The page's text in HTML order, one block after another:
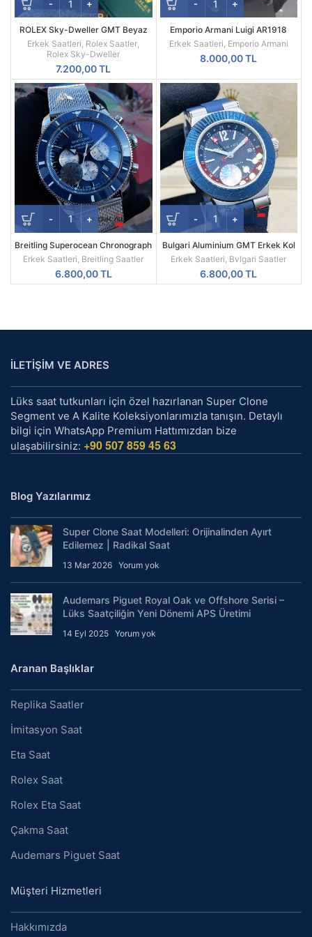
ROLEX Sky-Dweller GMT Beyaz
Kadran Sarı Kasa Erkek Saati
Erkek Saatleri, Rolex Saatler,
Rolex Sky-Dweller
7.200,00TL
Emporio Armani Luigi AR1918
Replika Erkek Kol Saati
Erkek Saatleri, Emporio Armani
8.000,00TL
Breitling Superocean Chronograph
Mavi Besel Kadran Replika Erkek
Kol Saati
Erkek Saatleri Breitling Saatler
6.800,00TL
Bulgari Aluminium GMT Erkek Kol
Saati
Erkek Saatleri Bvlgari Saatler
6.800,00TL
İLETİŞİM VE ADRES
Lüks saat tutkunları için özel hazırlanan Super Clone
Segment ve A Kalite Koleksiyonlarımızla tanışın. Detaylı
bilgi için WhatsApp Premium Hattımızdan bize
ulaşabilirsiniz: +90 507 859 45 63
Blog Yazılarımız
Super Clone Saat Modelleri: Orijinalinden Ayırt
Edilemez | Radikal Saat
13 Mar 2026 Yorum yok
Audemars Piguet Royal Oak ve Offshore Serisi –
Lüks Saatçiliğin Yeni Dönemi APS Üretimi
14 Eyl 2025 Yorum yok
Aranan Başlıklar
Replika Saatler
İmitasyon Saat
Eta Saat
Rolex Saat
Rolex Eta Saat
Çakma Saat
Audemars Piguet Saat
Müşteri Hizmetleri
Hakkımızda